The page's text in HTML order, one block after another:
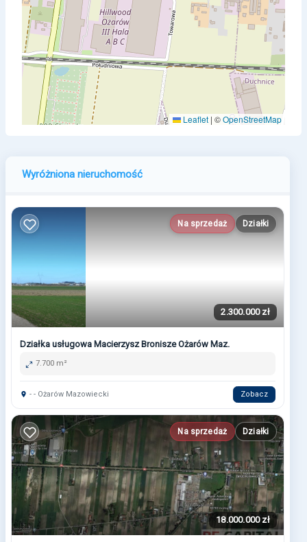
Leaflet | ©OpenStreetMap
Wyróżniona nieruchomość
Na sprzedaż Działki
2.300.000 zł
Działka usługowa Macierzysz Bronisze Ożarów Maz.
7.700 m²
- - Ożarów Mazowiecki Zobacz
Na sprzedaż Działki
18.000.000 zł